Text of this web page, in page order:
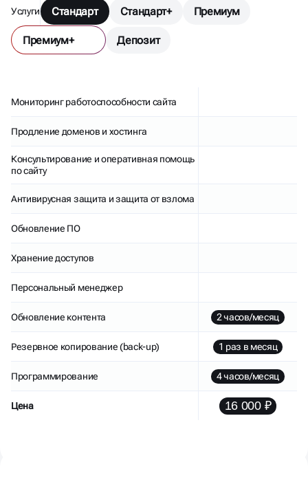
Услуги Стандарт Стандарт+ Премиум
Премиум+ Депозит
Мониторинг работоспособности сайта
Продление доменов и хостинга
Консультирование и оперативная помощь
по сайту
Антивирусная защита и защита от взлома
Обновление ПО
Хранение доступов
Персональный менеджер
Обновление контента 2 часов/месяц
Резервное копирование (back-up) 1 раз в месяц
Программирование 4 часов/месяц
Цена 16 000 ₽